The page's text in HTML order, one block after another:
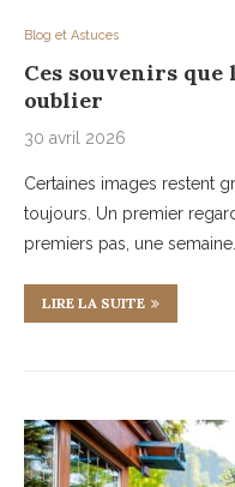
Blog et Astuces
Ces souvenirs que
oublier
30 avril 2026
Certaines images restent
toujours. Un premier
premiers pas, une semaine…
LIRE LA SUITE